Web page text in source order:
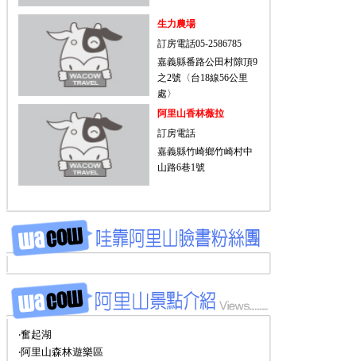
生力農場
訂房電話05-2586785
嘉義縣番路公田村隙頂9
之2號〈台18線56公里
處〉
阿里山香林薇拉
訂房電話
嘉義縣竹崎鄉竹崎村中
山路6巷1號
‧奮起湖
‧阿里山森林遊樂區